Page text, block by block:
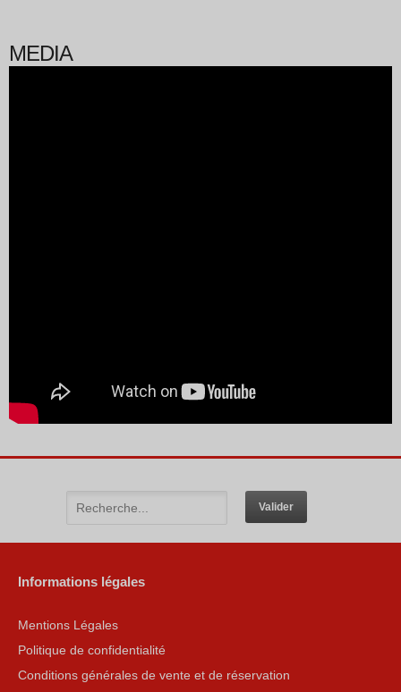
MEDIA
Informations légales
Mentions Légales
Politique de confidentialité
Conditions générales de vente et de réservation